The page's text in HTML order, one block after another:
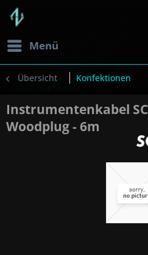
Menü
Übersicht Konfektionen
Instrumentenkabel
Woodplug - 6m